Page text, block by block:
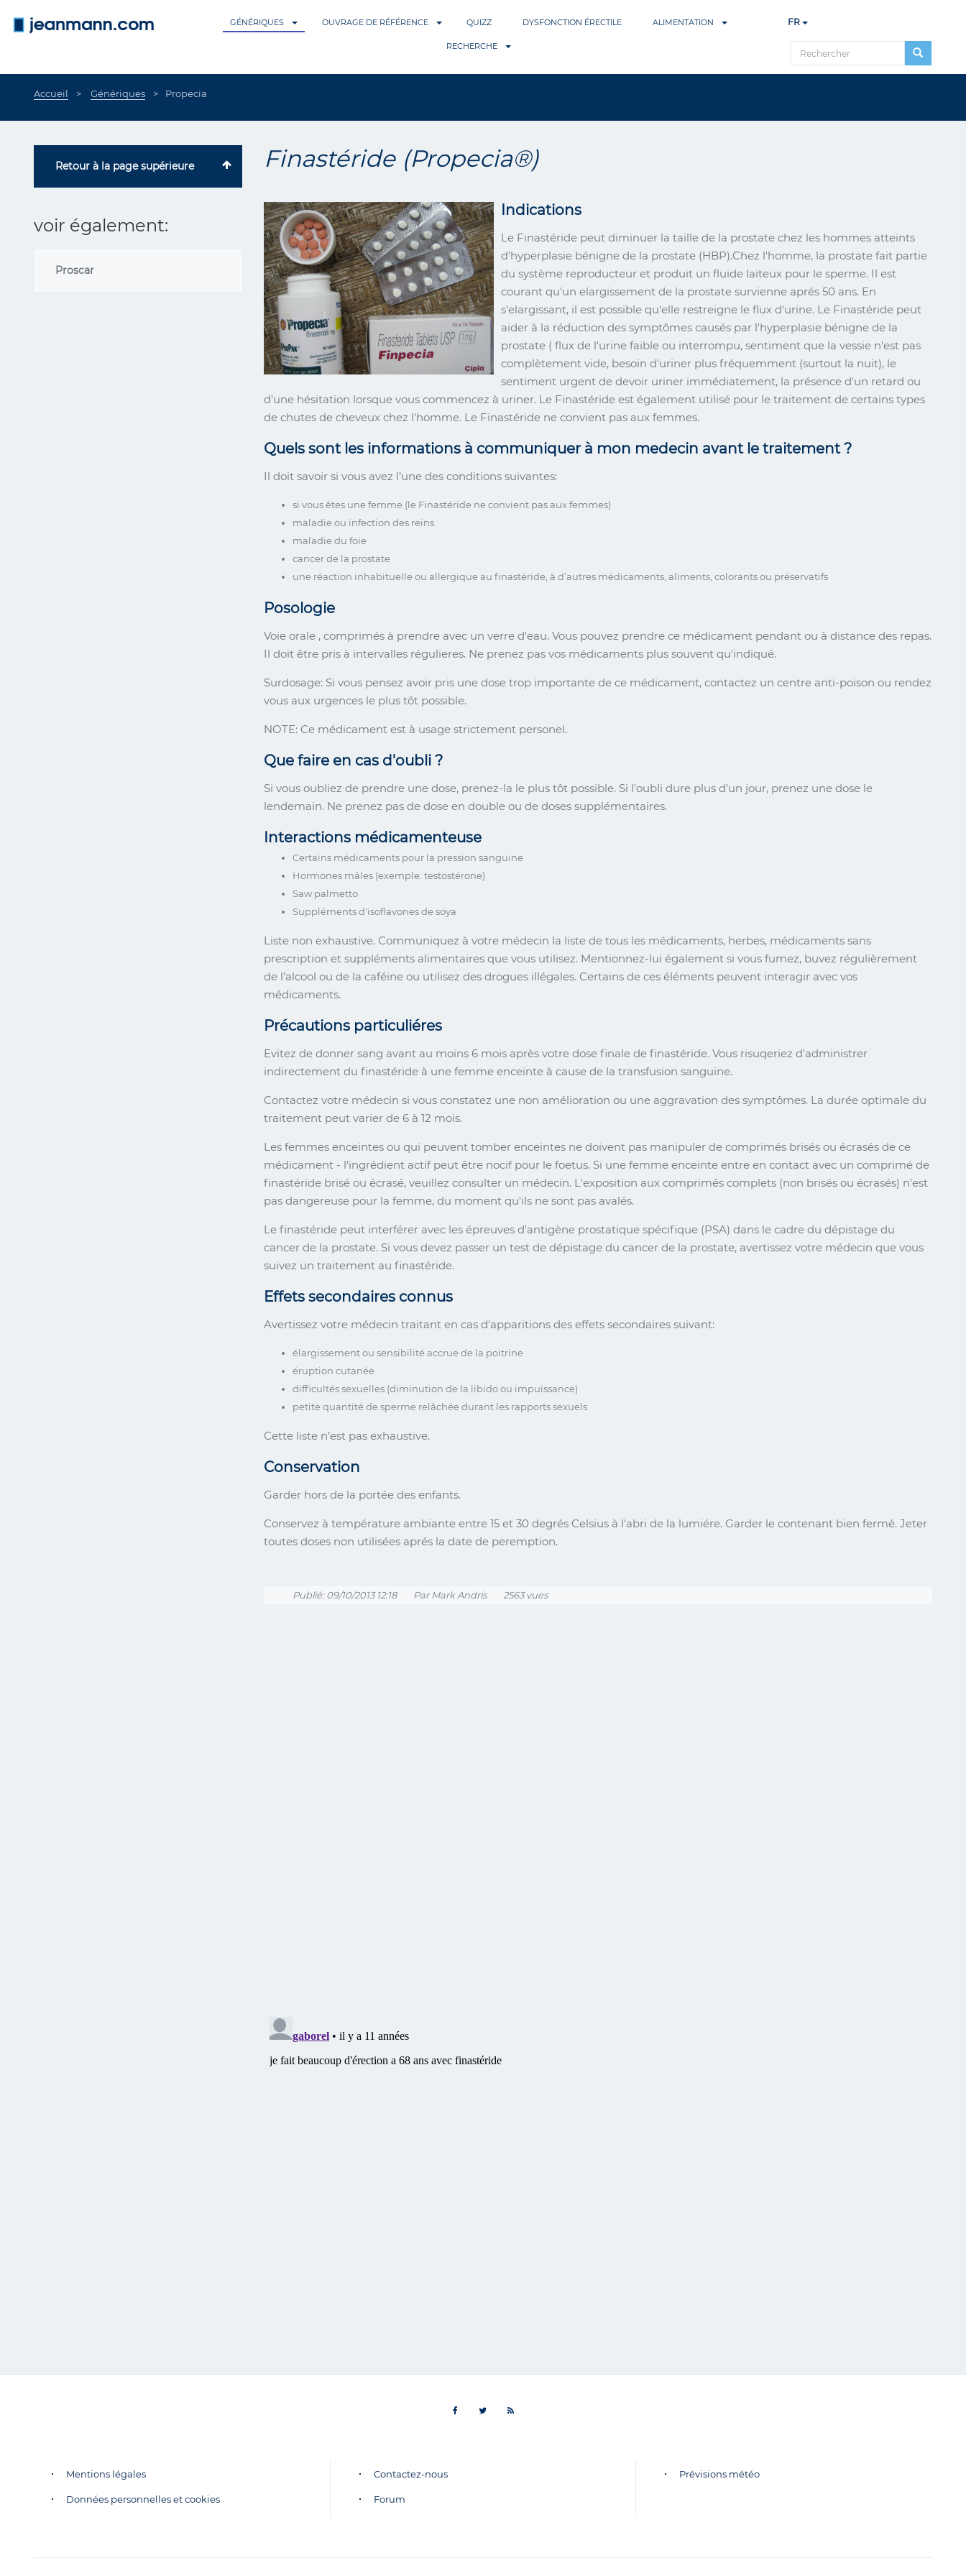
GÉNÉRIQUES OUVRAGE DE RÉFÉRENCE QUIZZ DYSFONCTION ÉRECTILE ALIMENTATION
RECHERCHE
FR
rechercher
Accueil Génériques Propecia
Retour à la page supérieure
voir également:
Proscar
Finastéride (Propecia®)
Indications
Le Finastéride peut diminuer la taille de la prostate chez les hommes atteints
d'hyperplasie bénigne de la prostate (HBP).Chez l'homme, la prostate fait partie
du système reproducteur et produit un fluide laiteux pour le sperme. Il est
courant qu'un elargissement de la prostate survienne aprés 50 ans. En
s'elargissant, il est possible qu'elle restreigne le flux d'urine. Le Finastéride peut
aider à la réduction des symptômes causés par l'hyperplasie bénigne de la
prostate ( flux de l'urine faible ou interrompu, sentiment que la vessie n'est pas
complètement vide, besoin d'uriner plus fréquemment (surtout la nuit), le
sentiment urgent de devoir uriner immédiatement, la présence d'un retard ou
d'une hésitation lorsque vous commencez à uriner. Le Finastéride est également utilisé pour le traitement de certains types
de chutes de cheveux chez l'homme. Le Finastéride ne convient pas aux femmes.
Quels sont les informations à communiquer à mon medecin avant le traitement ?
Il doit savoir si vous avez l’une des conditions suivantes:
si vous êtes une femme (le Finastéride ne convient pas aux femmes)
maladie ou infection des reins
maladie du foie
cancer de la prostate
une réaction inhabituelle ou allergique au finastéride, à d’autres médicaments, aliments, colorants ou préservatifs
Posologie
Voie orale , comprimés à prendre avec un verre d'eau. Vous pouvez prendre ce médicament pendant ou à distance des repas.
Il doit être pris à intervalles régulieres. Ne prenez pas vos médicaments plus souvent qu'indiqué.
Surdosage: Si vous pensez avoir pris une dose trop importante de ce médicament, contactez un centre anti-poison ou rendez
vous aux urgences le plus tôt possible.
NOTE: Ce médicament est à usage strictement personel.
Que faire en cas d'oubli ?
Si vous oubliez de prendre une dose, prenez-la le plus tôt possible. Si l'oubli dure plus d'un jour, prenez une dose le
lendemain. Ne prenez pas de dose en double ou de doses supplémentaires.
Interactions médicamenteuse
Certains médicaments pour la pression sanguine
Hormones mâles (exemple: testostérone)
Saw palmetto
Suppléments d'isoflavones de soya
Liste non exhaustive. Communiquez à votre médecin la liste de tous les médicaments, herbes, médicaments sans
prescription et suppléments alimentaires que vous utilisez. Mentionnez-lui également si vous fumez, buvez régulièrement
de l’alcool ou de la caféine ou utilisez des drogues illégales. Certains de ces éléments peuvent interagir avec vos
médicaments.
Précautions particuliéres
Evitez de donner sang avant au moins 6 mois après votre dose finale de finastéride. Vous risuqeriez d'administrer
indirectement du finastéride à une femme enceinte à cause de la transfusion sanguine.
Contactez votre médecin si vous constatez une non amélioration ou une aggravation des symptômes. La durée optimale du
traitement peut varier de 6 à 12 mois.
Les femmes enceintes ou qui peuvent tomber enceintes ne doivent pas manipuler de comprimés brisés ou écrasés de ce
médicament - l'ingrédient actif peut être nocif pour le foetus. Si une femme enceinte entre en contact avec un comprimé de
finastéride brisé ou écrasé, veuillez consulter un médecin. L'exposition aux comprimés complets (non brisés ou écrasés) n'est
pas dangereuse pour la femme, du moment qu'ils ne sont pas avalés.
Le finastéride peut interférer avec les épreuves d'antigène prostatique spécifique (PSA) dans le cadre du dépistage du
cancer de la prostate. Si vous devez passer un test de dépistage du cancer de la prostate, avertissez votre médecin que vous
suivez un traitement au finastéride.
Effets secondaires connus
Avertissez votre médecin traitant en cas d'apparitions des effets secondaires suivant:
élargissement ou sensibilité accrue de la poitrine
éruption cutanée
difficultés sexuelles (diminution de la libido ou impuissance)
petite quantité de sperme relâchée durant les rapports sexuels
Cette liste n’est pas exhaustive.
Conservation
Garder hors de la portée des enfants.
Conservez à température ambiante entre 15 et 30 degrés Celsius à l'abri de la lumiére. Garder le contenant bien fermé. Jeter
toutes doses non utilisées aprés la date de peremption.
Publié: 09/10/2013 12:18 Par Mark Andris 2563 vues
Mentions légales
Données personnelles et cookies
Contactez-nous
Forum
Prévisions météo